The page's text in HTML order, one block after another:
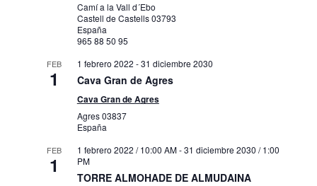
Camí a la Vall d´Ebo
Castell de Castells03793
España
965 88 50 95
FEB
1
1 febrero 2022 -31 diciembre 2030
Cava Gran de Agres
Cava Gran de Agres
Agres03837
España
FEB
1
1 febrero 2022 / 10:00 AM-31 diciembre 2030 / 1:00
PM
TORRE ALMOHADE DE ALMUDAINA